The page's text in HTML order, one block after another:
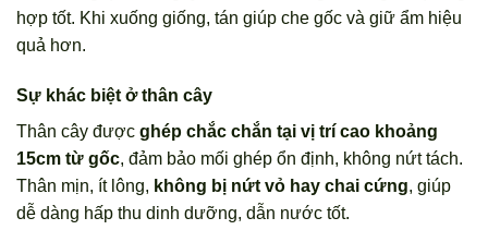
hợp tốt. Khi xuống giống, tán giúp che gốc và giữ ẩm hiệu
quả hơn.
Sự khác biệt ở thân cây
Thân cây được ghép chắc chắn tại vị trí cao khoảng
15cm từ gốc, đảm bảo mối ghép ổn định, không nứt tách.
Thân mịn, ít lông, không bị nứt vỏ hay chai cứng, giúp
dễ dàng hấp thu dinh dưỡng, dẫn nước tốt.